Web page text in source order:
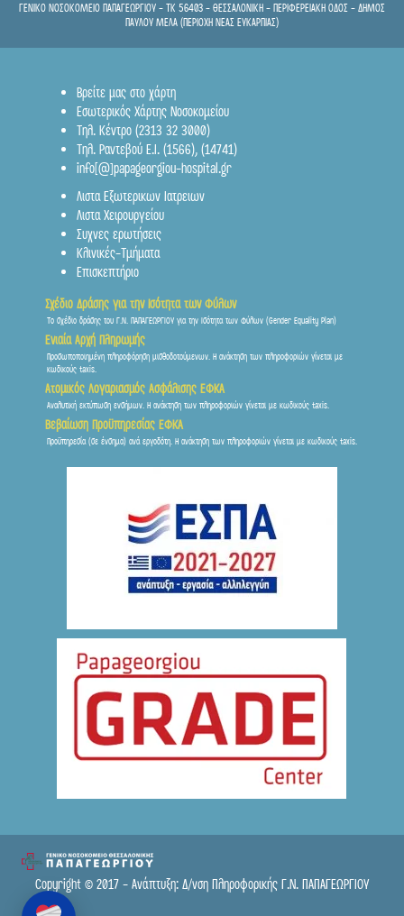
ΓΕΝΙΚΟ ΝΟΣΟΚΟΜΕΙΟ ΠΑΠΑΓΕΩΡΓΙΟΥ - TK 56403 - ΘΕΣΣΑΛΟΝΙΚΗ - ΠΕΡΙΦΕΡΕΙΑΚΗ ΟΔΟΣ - ΔΗΜΟΣ
ΠΑΥΛΟΥ ΜΕΛΑ (ΠΕΡΙΟΧΗ ΝΕΑΣ ΕΥΚΑΡΠΙΑΣ)
Βρείτε μας στο χάρτη
Εσωτερικός Χάρτης Νοσοκομείου
Τηλ. Κέντρο (2313 32 3000)
Τηλ. Ραντεβού Ε.Ι. (1566), (14741)
info[@]papageorgiou-hospital.gr
Λιστα Εξωτερικων Ιατρειων
Λιστα Χειρουργείου
Συχνες ερωτήσεις
Κλινικές-Τμήματα
Επισκεπτήριο
Σχέδιο Δράσης για την Ισότητα των Φύλων
Το σχέδιο δράσης του Γ.Ν. ΠΑΠΑΓΕΩΡΓΙΟΥ για την Ισότητα των Φύλων (Gender Equality Plan)
Ενιαία Αρχή Πληρωμής
Προσωποποιημένη πληροφόρηση μισθοδοτούμενων. Η ανάκτηση των πληροφοριών γίνεται με
κωδικούς taxis.
Ατομικός Λογαριασμός Ασφάλισης ΕΦΚΑ
Αναλυτική εκτύπωση ενσήμων. Η ανάκτηση των πληροφοριών γίνεται με κωδικούς taxis.
Βεβαίωση Προϋπηρεσίας ΕΦΚΑ
Προϋπηρεσία (σε ένσημα) ανά εργοδότη. Η ανάκτηση των πληροφοριών γίνεται με κωδικούς taxis.
Copyright © 2017 - Ανάπτυξη: Δ/νση Πληροφορικής Γ.Ν. ΠΑΠΑΓΕΩΡΓΙΟΥ